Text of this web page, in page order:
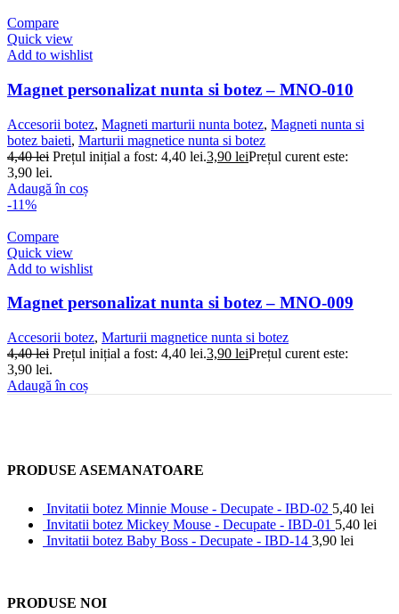
Compare
Quick view
Add to wishlist
Magnet personalizat nunta si botez – MNO-010
Accesorii botez, Magneti marturii nunta botez, Magneti nunta si
botez baieti, Marturii magnetice nunta si botez
4,40lei Prețul inițial a fost: 4,40 lei.3,90 leiPrețul curent este:
3,90 lei.
Adaugă în coș
-11%
Compare
Quick view
Add to wishlist
Magnet personalizat nunta si botez – MNO-009
Accesorii botez, Marturii magnetice nunta si botez
4,40lei Prețul inițial a fost: 4,40 lei.3,90 leiPrețul curent este:
3,90 lei.
Adaugă în coș
PRODUSE ASEMANATOARE
Invitatii botez Minnie Mouse - Decupate - IBD-02 5,40 lei
Invitatii botez Mickey Mouse - Decupate - IBD-01 5,40 lei
Invitatii botez Baby Boss - Decupate - IBD-14 3,90 lei
PRODUSE NOI